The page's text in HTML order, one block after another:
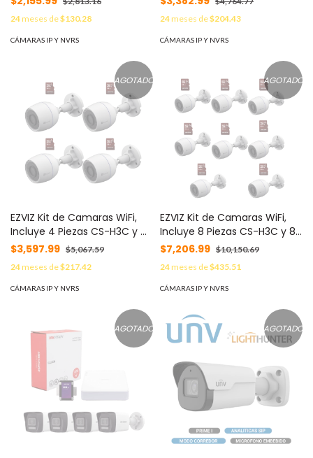
24meses de$130.28
CÁMARAS IP Y NVRS
Wi-Fi / Incluye 1 pieza de CS-
CB8 y 1 Pieza de Panel Solar
MOD: CS-CB8/SP
24meses de$204.43
CÁMARAS IP Y NVRS
AGOTADO
EZVIZ Kit de Camaras WiFi,
Incluye 4 Piezas CS-H3C y 4
Piezas HS-TF-E1/32G /
Detección de Movimiento
MOD: CS-H3C/KM4
$3,597.99 $5,067.59
24meses de$217.42
CÁMARAS IP Y NVRS
AGOTADO
EZVIZ Kit de Camaras WiFi,
Incluye 8 Piezas CS-H3C y 8
Piezas HS-TF-E1/32G /
Detección de Movimiento
MOD: CS-H3C/KM8
$7,206.99 $10,150.69
24meses de$435.51
CÁMARAS IP Y NVRS
AGOTADO AGOTADO